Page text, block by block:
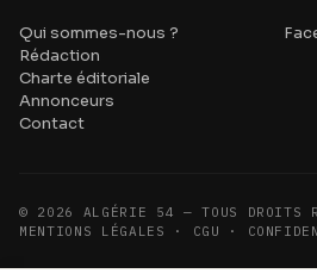
Qui sommes-nous ?
Rédaction
Charte éditoriale
Annonceurs
Contact
© 2026
ALGÉRIE 54 — TOUS DROITS
MENTIONS LÉGALES · CGU ·